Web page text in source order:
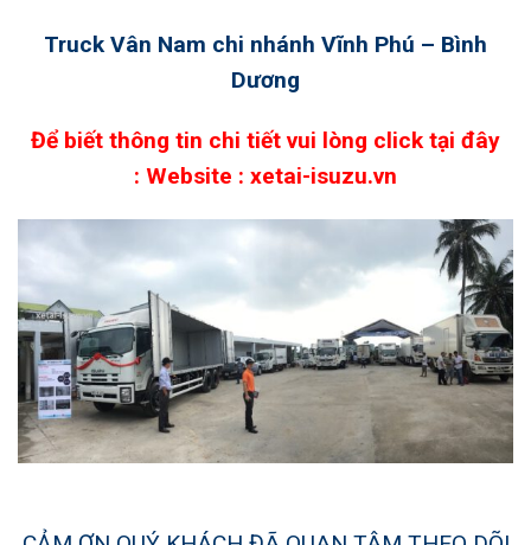
Truck Vân Nam chi nhánh Vĩnh Phú – Bình
Dương
Để biết thông tin chi tiết vui lòng click tại đây
: Website : xetai-isuzu.vn